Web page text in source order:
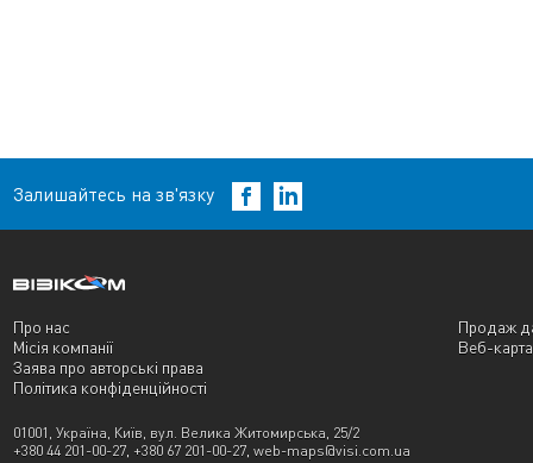
Залишайтесь на зв'язку
Про нас
Місія компанії
Заява про авторські права
Політика конфіденційності
Продаж
Веб-карта
01001, Україна, Київ, вул. Велика Житомирська, 25/2
+380 44 201-00-27, +380 67 201-00-27, web-maps@visi.com.ua